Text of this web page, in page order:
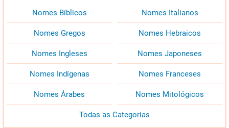
Nomes Bíblicos Nomes Italianos
Nomes Gregos Nomes Hebraicos
Nomes Ingleses Nomes Japoneses
Nomes Indígenas Nomes Franceses
Nomes Árabes Nomes Mitológicos
Todas as Categorias